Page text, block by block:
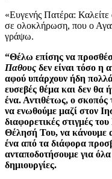
«Ευγενής Πατέρα: Καλείτε
σε ολοκλήρωση, που ο
γράψω.
“Θέλω επίσης να
Παθους δεν είναι τόσο η
αφού υπάρχουν ήδη
ευσεβές θέμα και δεν θα
ένα. Αντιθέτως, ο σκοπός
να ενωθούμε μαζί στον
διαφορετικές στιγμές
Θέλησή Του, να κάνουμε
ένα από τα διάφορα
ανταποδοτήσουμε για
δημιουργίες.